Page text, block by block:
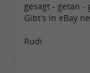
gesagt - getan -
Gibt's in eBay
Rudi